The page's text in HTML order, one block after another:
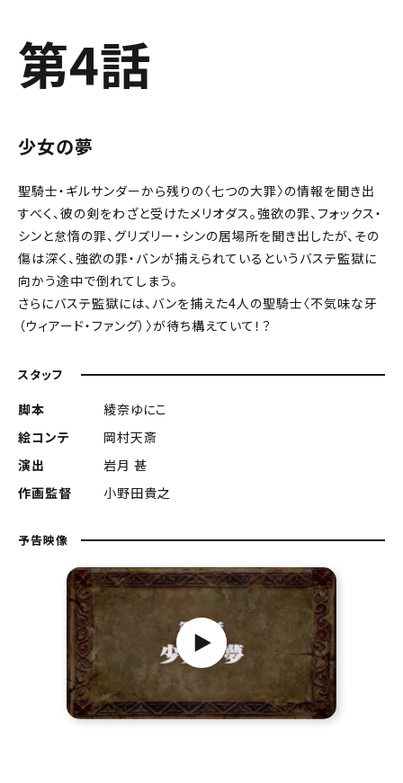
第4話
少女の夢
聖騎士・ギルサンダーから残りの〈七つの大罪〉の情報を聞き出
すべく、彼の剣をわざと受けたメリオダス。強欲の罪、フォックス・
シンと怠惰の罪、グリズリー・シンの居場所を聞き出したが、その
傷は深く、強欲の罪・バンが捕えられているというバステ監獄に
向かう途中で倒れてしまう。
さらにバステ監獄には、バンを捕えた4人の聖騎士〈不気味な牙
（ウィアード・ファング）〉が待ち構えていて！？
スタッフ
脚本
綾奈ゆにこ
絵コンテ
岡村天斎
演出
岩月 甚
作画監督
小野田貴之
予告映像